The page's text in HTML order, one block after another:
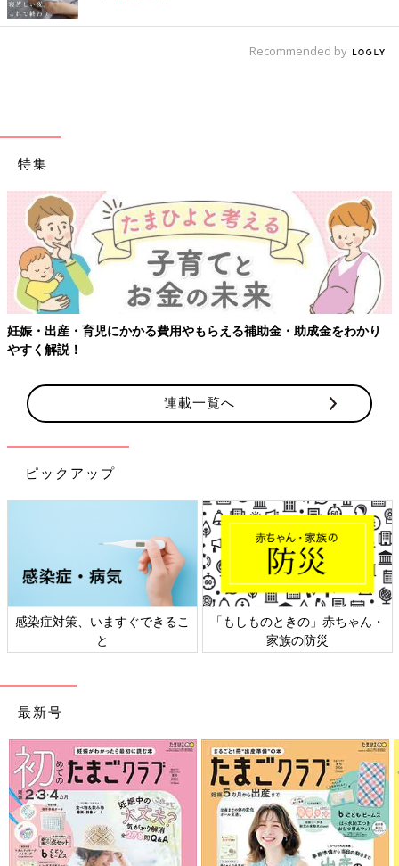
Recommended by
特集
妊娠・出産・育児にかかる費用やもらえる補助金・助成金をわかり
やすく解説！
連載一覧へ
ピックアップ
感染症対策、いますぐできるこ
と
「もしものときの」赤ちゃん・
家族の防災
最新号